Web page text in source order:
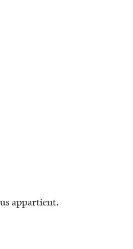
appartient.